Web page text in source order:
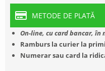
METODE DE PLATĂ
On-line, cu card bancar, în
Ramburs la curier la
Numerar sau card la